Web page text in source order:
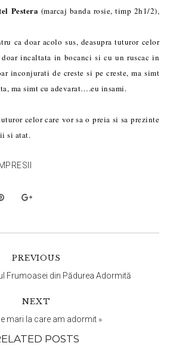
Pestera (marcaj banda rosie, timp 2h1/2),
ca doar acolo sus, deasupra tuturor celor
incaltata in bocanci si cu un ruscac in
inconjurati de creste si pe creste, ma simt
ma simt cu adevarat….eu insami.
celor care vor sa o preia si sa prezinte
si atat.
PREVIOUS
Frumoasei din Pădurea Adormită
NEXT
mari la care am adormit»
POSTS